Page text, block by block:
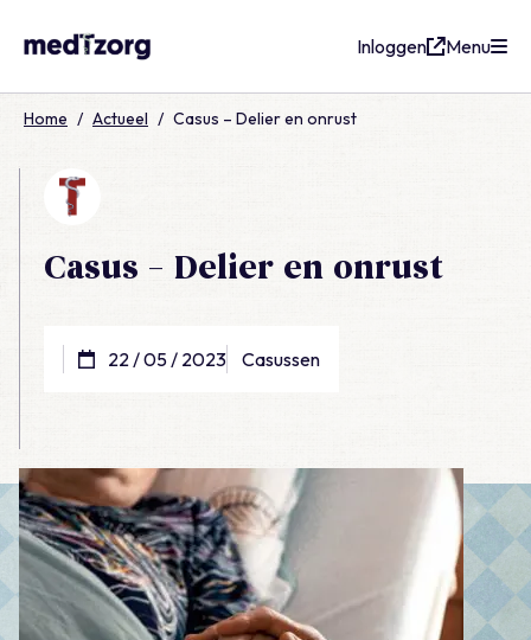
Inloggen Menu
Home / Actueel / Casus – Delier en onrust
Casus – Delier en onrust
22 / 05 / 2023 Casussen